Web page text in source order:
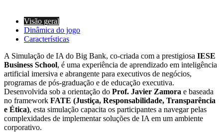
Visão geral
Dinâmica do jogo
Características
A Simulação de IA do Big Bank, co-criada com a prestigiosa IESE
Business School, é uma experiência de aprendizado em inteligência
artificial imersiva e abrangente para executivos de negócios,
programas de pós-graduação e de educação executiva.
Desenvolvida sob a orientação do Prof. Javier Zamora e baseada
no framework FATE (Justiça, Responsabilidade, Transparência
e Ética), esta simulação capacita os participantes a navegar pelas
complexidades de implementar soluções de IA em um ambiente
corporativo.